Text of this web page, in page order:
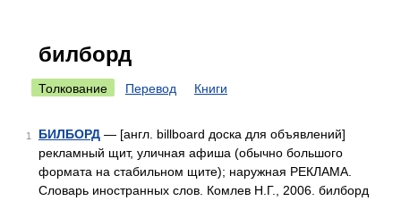
билборд
Толкование Перевод Книги
1 БИЛБОРД — [англ. billboard доска для объявлений]
рекламный щит, уличная афиша (обычно большого
формата на стабильном щите); наружная РЕКЛАМА.
Словарь иностранных слов. Комлев Н.Г., 2006. билборд